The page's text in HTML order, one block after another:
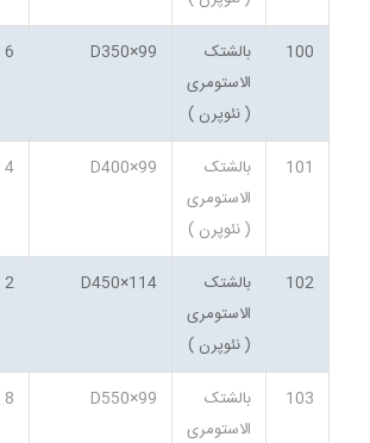
100
بالشتک
الاستومری
( نئوپرن )
D350×99
6
101
بالشتک
الاستومری
( نئوپرن )
D400×99
4
102
بالشتک
الاستومری
( نئوپرن )
D450×114
2
103
بالشتک
الاستومری
D550×99
8